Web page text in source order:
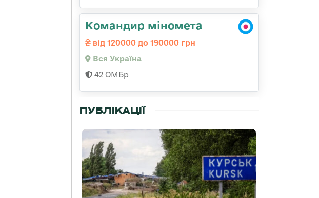
Командир міномета
від 120000 до 190000 грн
Вся Україна
42 ОМБр
ПУБЛІКАЦІЇ